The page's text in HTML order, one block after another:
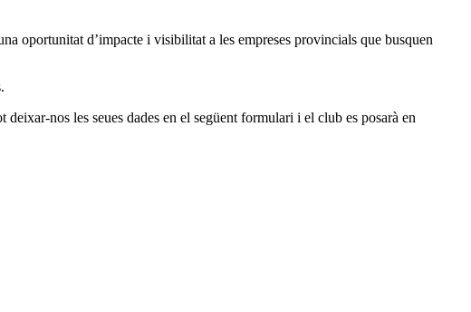
oportunitat d’impacte i visibilitat a les empreses provincials que busquen
nos les seues dades en el següent formulari i el club es posarà en